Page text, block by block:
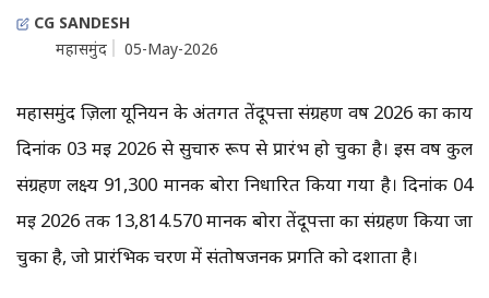
CG SANDESH
महासमुंद
05-May-2026
महासमुंद ज़िला यूनियन के अंतर्गत तेंदूपत्ता संग्रहण वर्ष 2026 का कार्य
दिनांक 03 मई 2026 से सुचारु रूप से प्रारंभ हो चुका है। इस वर्ष कुल
संग्रहण लक्ष्य 91,300 मानक बोरा निर्धारित किया गया है। दिनांक 04
मई 2026 तक 13,814.570 मानक बोरा तेंदूपत्ता का संग्रहण किया जा
चुका है, जो प्रारंभिक चरण में संतोषजनक प्रगति को दर्शाता है।